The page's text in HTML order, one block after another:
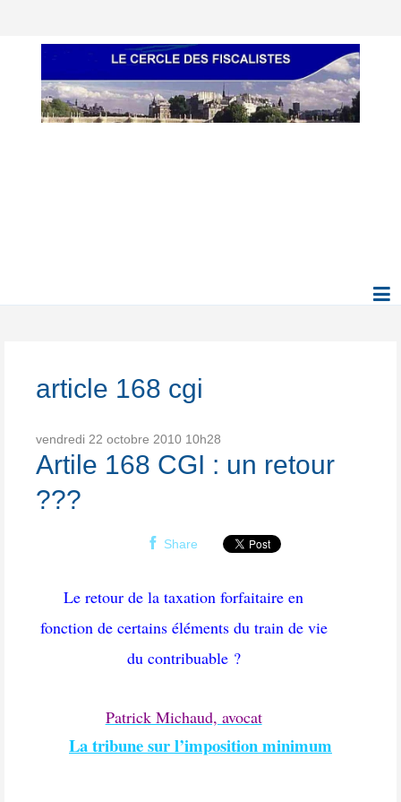
article 168 cgi
vendredi 22 octobre 2010 10h28
Artile 168 CGI : un retour
???
Share
Le retour de la taxation forfaitaire en
fonction de certains éléments du train de vie
du contribuable ?
Patrick Michaud, avocat
La tribune sur l’imposition minimum